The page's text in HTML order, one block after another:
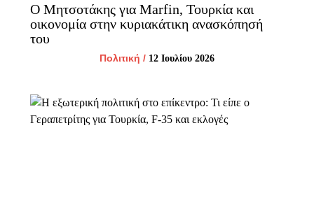
Ο Μητσοτάκης για Marfin, Τουρκία και
οικονομία στην κυριακάτικη ανασκόπησή
του
Πολιτική / 12 Ιουλίου 2026